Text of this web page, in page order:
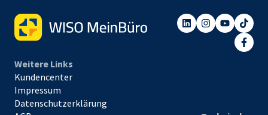
Weitere Links
Kundencenter
Impressum
Datenschutzerklärung